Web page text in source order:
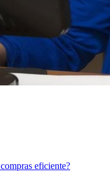
eficiente?